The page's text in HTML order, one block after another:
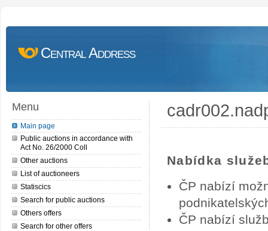
Central Address
Menu
Main page
Public auctions in accordance with
Act No. 26/2000 Coll
Other auctions
List of auctioneers
Statiscics
Search for public auctions
Others offers
Search for other offers
Nabídka
ČP nabízí
ČP nabízí